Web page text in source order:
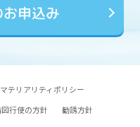
申込み
マテリアリティポリシー
行使の方針
勧誘方針